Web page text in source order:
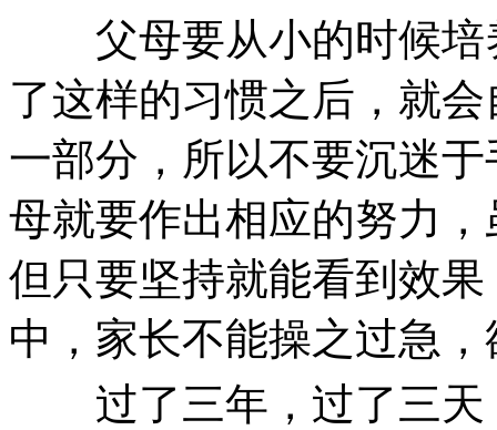
父母要从小的时候培
了这样的习惯之后，就
一部分，所以不要沉迷
母就要作出相应的努力
但只要坚持就能看到效
中，家长不能操之过急
过了三年，过了三天